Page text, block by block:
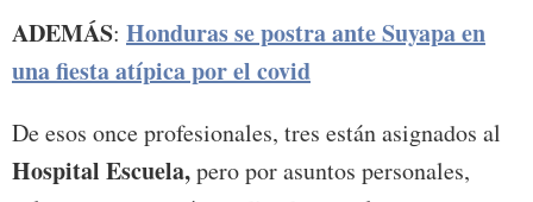
ADEMÁS: Honduras se postra ante Suyapa en
una fiesta atípica por el covid
De esos once profesionales, tres están asignados al
Hospital Escuela,pero por asuntos personales,